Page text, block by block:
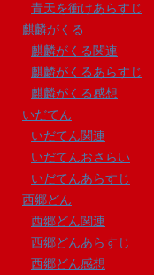
青天を衝けあらすじ
麒麟がくる
麒麟がくる関連
麒麟がくるあらすじ
麒麟がくる感想
いだてん
いだてん関連
いだてんおさらい
いだてんあらすじ
西郷どん
西郷どん関連
西郷どんあらすじ
西郷どん感想